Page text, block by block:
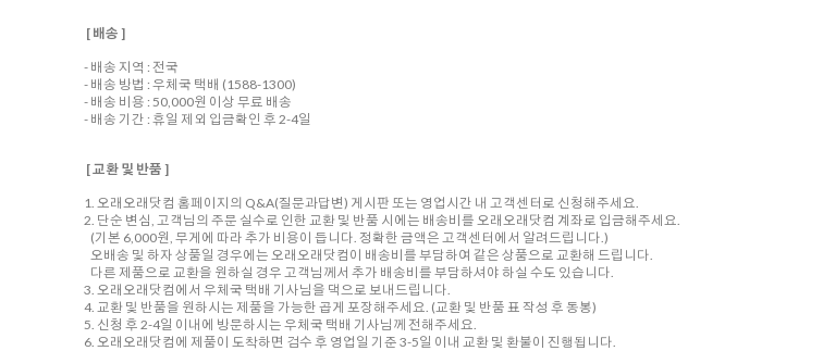
[ 배송 ]
- 배송 지역 : 전국
- 배송 방법 : 우체국 택배 (1588-1300)
- 배송 비용 : 50,000원 이상 무료 배송
- 배송 기간 : 휴일 제외 입금확인 후 2-4일
[ 교환 및 반품 ]
1. 오래오래닷컴 홈페이지의 Q&A(질문과답변) 게시판 또는 영업시간 내 고객센터로 신청해주세요.
2. 단순 변심, 고객님의 주문 실수로 인한 교환 및 반품 시에는 배송비를 오래오래닷컴 계좌로 입금해주세요.
(기본 6,000원, 무게에 따라 추가 비용이 듭니다. 정확한 금액은 고객센터에서 알려드립니다.)
오배송 및 하자 상품일 경우에는 오래오래닷컴이 배송비를 부담하여 같은 상품으로 교환해 드립니다.
다른 제품으로 교환을 원하실 경우 고객님께서 추가 배송비를 부담하셔야 하실 수도 있습니다.
3. 오래오래닷컴에서 우체국 택배 기사님을 댁으로 보내드립니다.
4. 교환 및 반품을 원하시는 제품을 가능한 곱게 포장해주세요. (교환 및 반품 표 작성 후 동봉)
5. 신청 후 2-4일 이내에 방문하시는 우체국 택배 기사님께 전해주세요.
6. 오래오래닷컴에 제품이 도착하면 검수 후 영업일 기준 3-5일 이내 교환 및 환불이 진행됩니다.